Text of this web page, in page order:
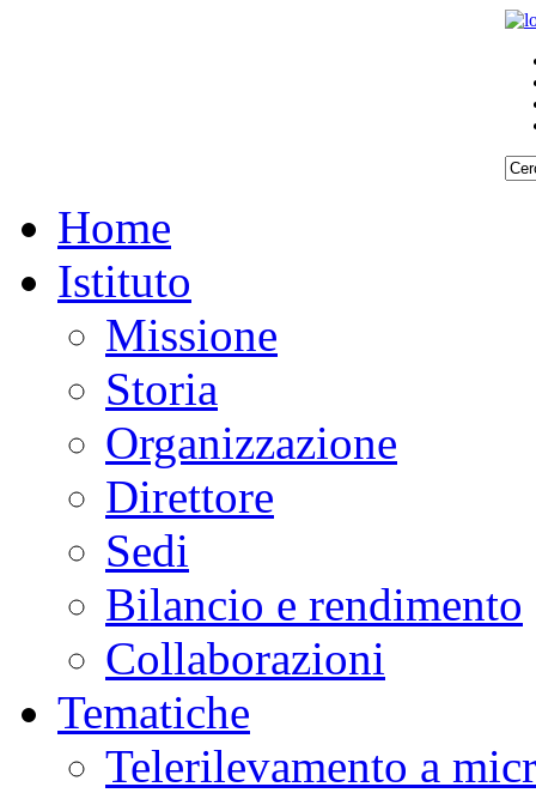
Home
Istituto
Missione
Storia
Organizzazione
Direttore
Sedi
Bilancio e rendimento
Collaborazioni
Tematiche
Telerilevamento a